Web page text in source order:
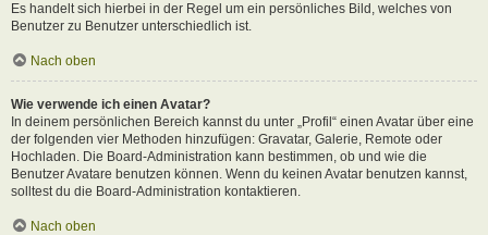
Es handelt sich hierbei in der Regel um ein persönliches Bild, welches von
Benutzer zu Benutzer unterschiedlich ist.
Nach oben
Wie verwende ich einen Avatar?
In deinem persönlichen Bereich kannst du unter „Profil“ einen Avatar über eine
der folgenden vier Methoden hinzufügen: Gravatar, Galerie, Remote oder
Hochladen. Die Board-Administration kann bestimmen, ob und wie die
Benutzer Avatare benutzen können. Wenn du keinen Avatar benutzen kannst,
solltest du die Board-Administration kontaktieren.
Nach oben